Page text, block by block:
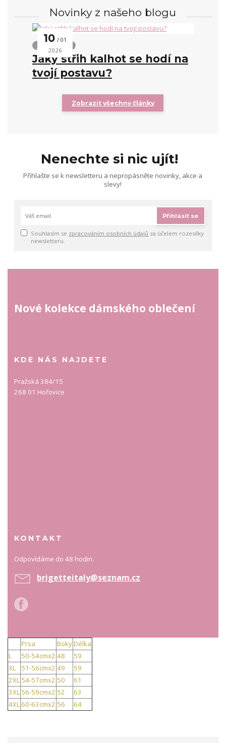
Novinky z našeho blogu
10 01
2026
Jaký střih kalhot se hodí na
tvojí postavu?
Zobrazit všechny články
Nenechte si nic ujít!
Přihlašte se k newsletteru a nepropásněte novinky, akce a
slevy!
Přihlásit se
Souhlasím se zpracováním osobních údajů za účelem rozesílky
newsletteru.
Nové kolekce dámského oblečení
KDE NÁS NAJDETE
Pražská 384/15
268 01 Hořovice
KONTAKT
Odpovídáme do 48 hodin.
brigetteitaly@seznam.cz
Prsa BokyDélka
L
50-54cmx2 48
59
XL
51-56cmx2 49
59
2XL 54-57cmx2 50
61
3XL 56-59cmx2 52
63
4XL 60-63cmx2 56 64